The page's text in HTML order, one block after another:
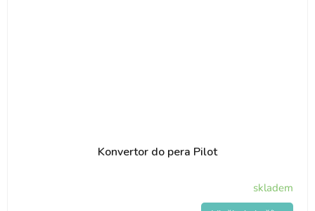
Konvertor do pera Pilot
skladem